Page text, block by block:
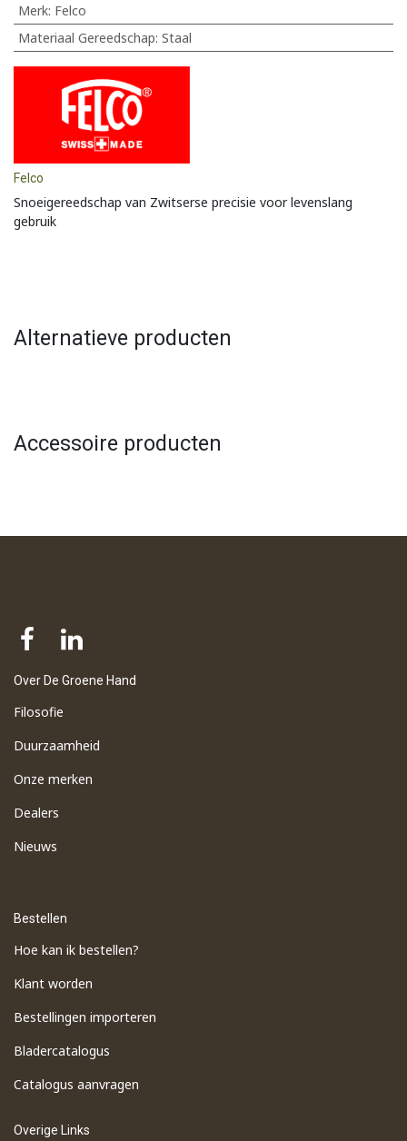
Merk: Felco
Materiaal Gereedschap: Staal
Felco
Snoeigereedschap van Zwitserse precisie voor levenslang
gebruik
Alternatieve producten
Accessoire producten
Over De Groene Hand
Filosofie
Duurzaamheid
Onze merken
Dealers
Nieuws
Bestellen
Hoe kan ik bestellen?
Klant worden
Bestellingen importeren
​Bladercatalogus
​Catalogus aanvragen
Overige Links